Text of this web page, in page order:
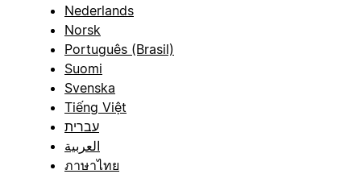
Nederlands
Norsk
Português (Brasil)
Suomi
Svenska
Tiếng Việt
עברית
العربية
ภาษาไทย